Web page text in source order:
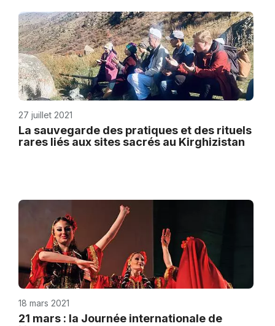
27 juillet 2021
La sauvegarde des pratiques et des rituels
rares liés aux sites sacrés au Kirghizistan
18 mars 2021
21 mars : la Journée internationale de